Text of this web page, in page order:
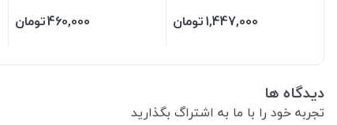
1,447,000تومان 460,000تومان
دیدگاه ها
تجربه خود را با ما به اشتراگ بگذارید